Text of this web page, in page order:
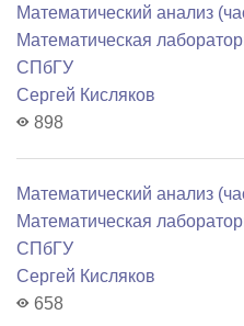
Математический анализ
Математичеcкая
СПбГУ
Сергей Кисляков
898
Математический анализ
Математичеcкая
СПбГУ
Сергей Кисляков
658